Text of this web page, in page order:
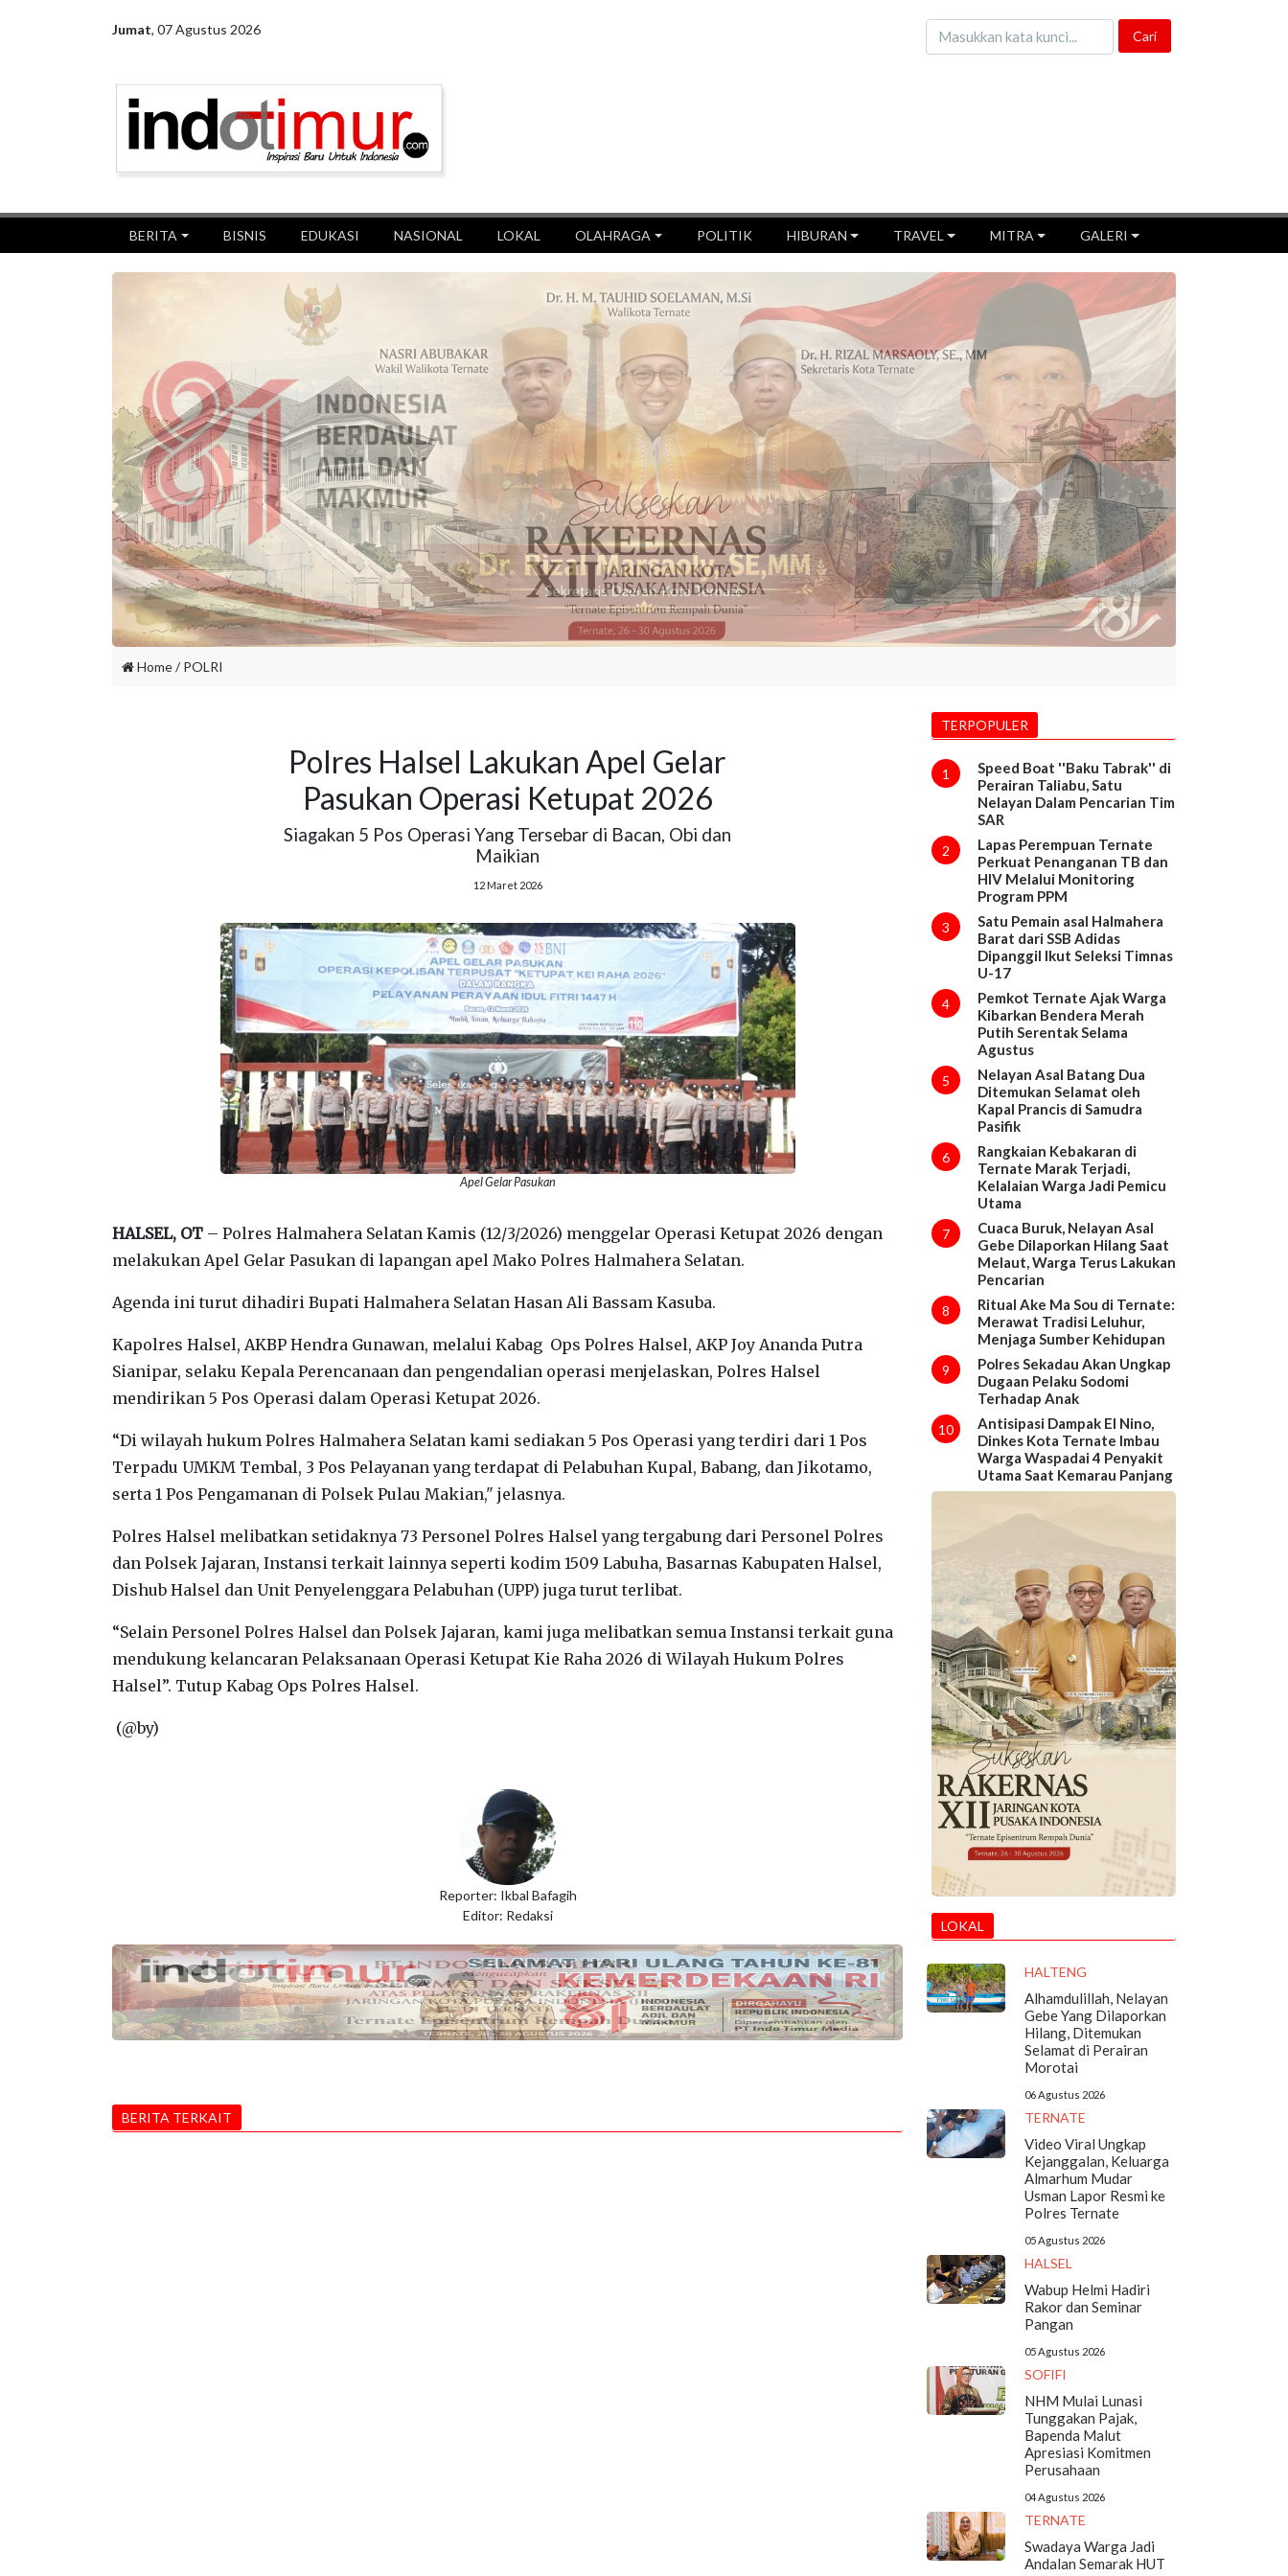
Jumat, 07 Agustus 2026
BERITA BISNIS EDUKASI NASIONAL LOKAL OLAHRAGA POLITIK HIBURAN TRAVEL MITRA GALERI
Home/POLRI
Polres Halsel Lakukan Apel Gelar
Pasukan Operasi Ketupat 2026
Siagakan 5 Pos Operasi Yang Tersebar di Bacan, Obi dan
Maikian
12 Maret 2026
Apel Gelar Pasukan
HALSEL, OT – Polres Halmahera Selatan Kamis (12/3/2026) menggelar Operasi Ketupat 2026 dengan
melakukan Apel Gelar Pasukan di lapangan apel Mako Polres Halmahera Selatan.
Agenda ini turut dihadiri Bupati Halmahera Selatan Hasan Ali Bassam Kasuba.
Kapolres Halsel, AKBP Hendra Gunawan, melalui Kabag Ops Polres Halsel, AKP Joy Ananda Putra
Sianipar, selaku Kepala Perencanaan dan pengendalian operasi menjelaskan, Polres Halsel
mendirikan 5 Pos Operasi dalam Operasi Ketupat 2026.
“Di wilayah hukum Polres Halmahera Selatan kami sediakan 5 Pos Operasi yang terdiri dari 1 Pos
Terpadu UMKM Tembal, 3 Pos Pelayanan yang terdapat di Pelabuhan Kupal, Babang, dan Jikotamo,
serta 1 Pos Pengamanan di Polsek Pulau Makian," jelasnya.
Polres Halsel melibatkan setidaknya 73 Personel Polres Halsel yang tergabung dari Personel Polres
dan Polsek Jajaran, Instansi terkait lainnya seperti kodim 1509 Labuha, Basarnas Kabupaten Halsel,
Dishub Halsel dan Unit Penyelenggara Pelabuhan (UPP) juga turut terlibat.
“Selain Personel Polres Halsel dan Polsek Jajaran, kami juga melibatkan semua Instansi terkait guna
mendukung kelancaran Pelaksanaan Operasi Ketupat Kie Raha 2026 di Wilayah Hukum Polres
Halsel”. Tutup Kabag Ops Polres Halsel.
(@by)
Reporter: Ikbal Bafagih
Editor: Redaksi
BERITA TERKAIT
TERPOPULER
1
Speed Boat ''Baku Tabrak'' di
Perairan Taliabu, Satu
Nelayan Dalam Pencarian Tim
SAR
2
Lapas Perempuan Ternate
Perkuat Penanganan TB dan
HIV Melalui Monitoring
Program PPM
3
Satu Pemain asal Halmahera
Barat dari SSB Adidas
Dipanggil Ikut Seleksi Timnas
U-17
4
Pemkot Ternate Ajak Warga
Kibarkan Bendera Merah
Putih Serentak Selama
Agustus
5
Nelayan Asal Batang Dua
Ditemukan Selamat oleh
Kapal Prancis di Samudra
Pasifik
6
Rangkaian Kebakaran di
Ternate Marak Terjadi,
Kelalaian Warga Jadi Pemicu
Utama
7
Cuaca Buruk, Nelayan Asal
Gebe Dilaporkan Hilang Saat
Melaut, Warga Terus Lakukan
Pencarian
8
Ritual Ake Ma Sou di Ternate:
Merawat Tradisi Leluhur,
Menjaga Sumber Kehidupan
9
Polres Sekadau Akan Ungkap
Dugaan Pelaku Sodomi
Terhadap Anak
10
Antisipasi Dampak El Nino,
Dinkes Kota Ternate Imbau
Warga Waspadai 4 Penyakit
Utama Saat Kemarau Panjang
LOKAL
HALTENG
Alhamdulillah, Nelayan
Gebe Yang Dilaporkan
Hilang, Ditemukan
Selamat di Perairan
Morotai
06 Agustus 2026
TERNATE
Video Viral Ungkap
Kejanggalan, Keluarga
Almarhum Mudar
Usman Lapor Resmi ke
Polres Ternate
05 Agustus 2026
HALSEL
Wabup Helmi Hadiri
Rakor dan Seminar
Pangan
05 Agustus 2026
SOFIFI
NHM Mulai Lunasi
Tunggakan Pajak,
Bapenda Malut
Apresiasi Komitmen
Perusahaan
04 Agustus 2026
TERNATE
Swadaya Warga Jadi
Andalan Semarak HUT